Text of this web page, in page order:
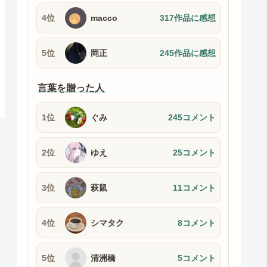
4位 macco 317作品に感想
5位 岡正 245作品に感想
言葉を贈った人
1位 ぐみ 245コメント
2位 ゆえ 25コメント
3位 萩鼠 11コメント
4位 シマタク 8コメント
5位 清洲橋 5コメント